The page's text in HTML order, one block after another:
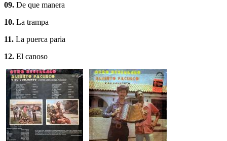
09. De que manera
10. La trampa
11. La puerca paria
12. El canoso